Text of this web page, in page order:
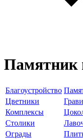
Памятник
Благоустройство
Цветники
Комплексы
Столики
Ограды